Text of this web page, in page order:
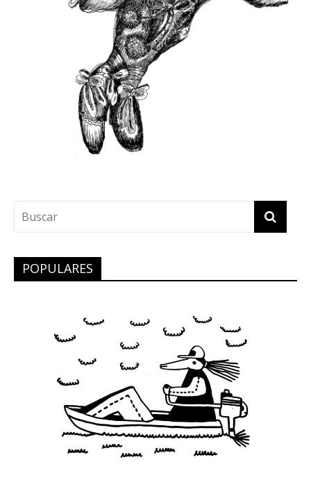
POPULARES